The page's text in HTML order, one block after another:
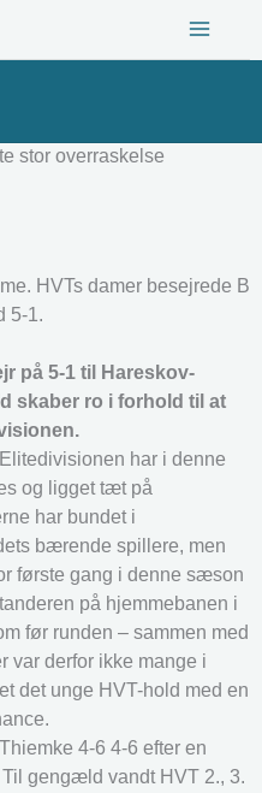
stor overraskelse
HVTs damer besejrede B
5-1.
på 5-1 til Hareskov-
skaber ro i forhold til at
har i denne
og ligget tæt på
har bundet i
bærende spillere, men
første gang i denne sæson
på hjemmebanen i
før runden – sammen med
var derfor ikke mange i
det unge HVT-hold med en
4-6 4-6 efter en
gengæld vandt HVT 2., 3.